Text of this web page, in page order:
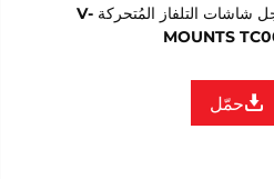
أرجل شاشات التلفاز المُتحركة V-
MOUNTS
حمّل